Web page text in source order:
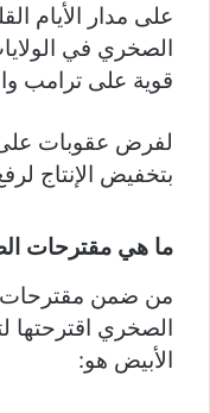
على مدار الأيام
الصخري في
قوية على ترامب
لفرض عقوبات على
بتخفيض الإنتاج
ما هي مقترحات
من ضمن مقترحات
الصخري اقترحتها
الأبيض هو: